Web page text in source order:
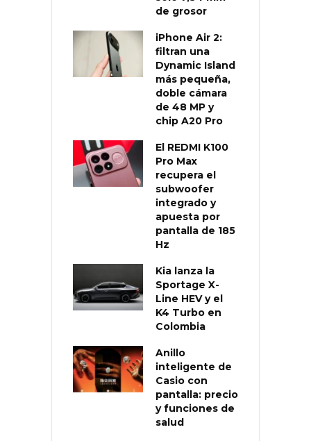
de grosor
iPhone Air 2:
filtran una
Dynamic Island
más pequeña,
doble cámara
de 48 MP y
chip A20 Pro
El REDMI K100
Pro Max
recupera el
subwoofer
integrado y
apuesta por
pantalla de 185
Hz
Kia lanza la
Sportage X-
Line HEV y el
K4 Turbo en
Colombia
Anillo
inteligente de
Casio con
pantalla: precio
y funciones de
salud